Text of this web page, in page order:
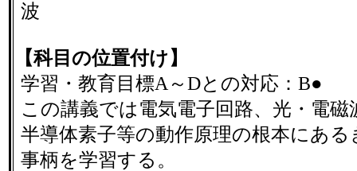
波
【科目の位置付け】
学習・教育目標A～Dとの対応：B●
この講義では電気電子回路、光・電磁
半導体素子等の動作原理の根本にあ
事柄を学習する。